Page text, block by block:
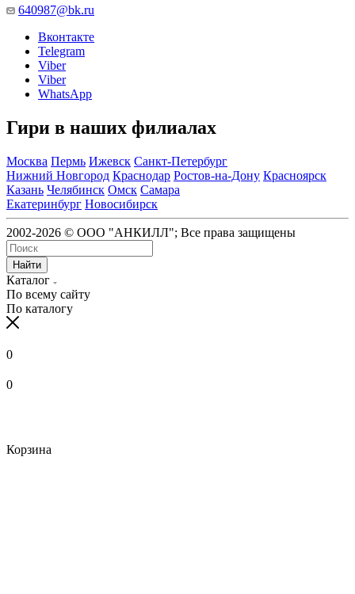
640987@bk.ru
Вконтакте
Telegram
Viber
Viber
WhatsApp
Гири в наших филиалах
Москва Пермь Ижевск Санкт-Петербург
Нижний Новгород Краснодар Ростов-на-Дону Красноярск
Казань Челябинск Омск Самара
Екатеринбург Новосибирск
2002-2026 © ООО "АНКИЛЛ"; Все права защищены
Найти
Каталог
По всему сайту
По каталогу
0
0
Корзина